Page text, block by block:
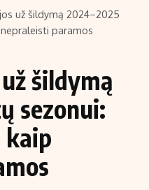
Skaitykite
Įmonės
Technologijos
Laisvalaikis
už šildymą 2024–2025
paramos
šildymą
sezonui:
kaip